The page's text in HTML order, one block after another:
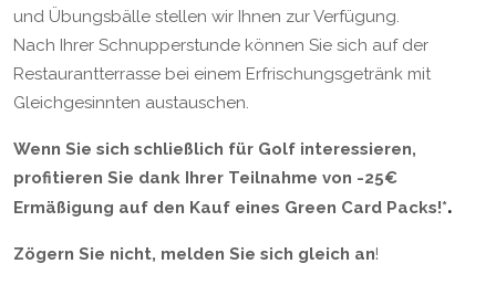
und Übungsbälle stellen wir Ihnen zur Verfügung.
Nach Ihrer Schnupperstunde können Sie sich auf der
Restaurantterrasse bei einem Erfrischungsgetränk mit
Gleichgesinnten austauschen.
Wenn Sie sich schließlich für Golf interessieren,
profitieren Sie dank Ihrer Teilnahme von -25€
Ermäßigung auf den Kauf eines Green Card Packs!*.
Zögern Sie nicht, melden Sie sich gleich an!